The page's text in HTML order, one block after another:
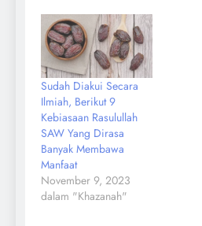
Sudah Diakui Secara
Ilmiah, Berikut 9
Kebiasaan Rasulullah
SAW Yang Dirasa
Banyak Membawa
Manfaat
November 9, 2023
dalam "Khazanah"